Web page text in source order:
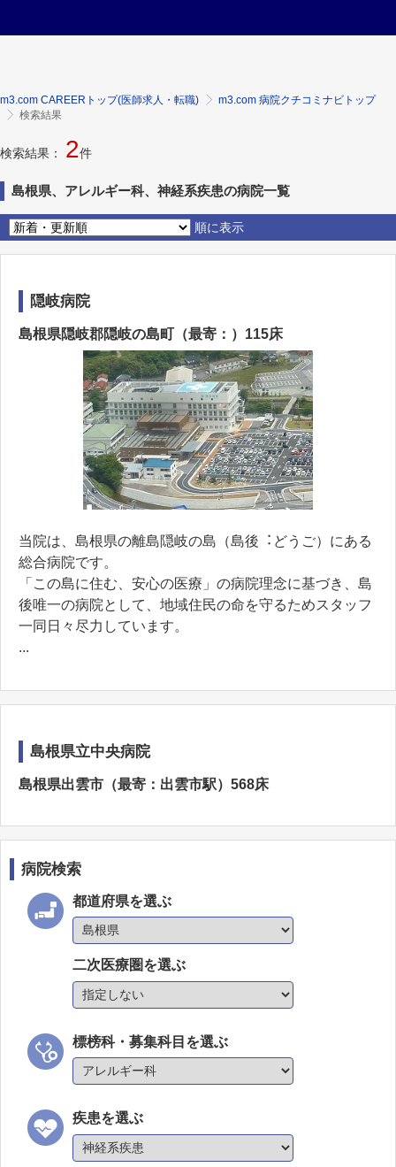
m3.com CAREERトップ(医師求人・転職)
m3.com 病院クチコミナビトップ
検索結果
検索結果： 2件
島根県、アレルギー科、神経系疾患の病院一覧
順に表示
隠岐病院
島根県隠岐郡隠岐の島町（最寄：）115床
当院は、島根県の離島隠岐の島（島後︓どうご）にある
総合病院です。
「この島に住む、安⼼の医療」の病院理念に基づき、島
後唯⼀の病院として、地域住⺠の命を守るためスタッフ
⼀同⽇々尽⼒しています。
...
島根県立中央病院
島根県出雲市（最寄：出雲市駅）568床
病院検索
都道府県を選ぶ
二次医療圏を選ぶ
標榜科・募集科目を選ぶ
疾患を選ぶ